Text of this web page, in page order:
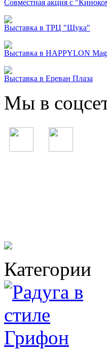
Совместная акция с
Выставка в ТРЦ "Щука"
Выставка в HAPPYLON
Выставка в Ереван Плаза
Мы в
Категории